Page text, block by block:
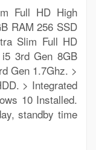
Full HD High
RAM 256 SSD
Slim Full HD
3rd Gen 8GB
Gen 1.7Ghz. >
> Integrated
10 Installed.
standby time